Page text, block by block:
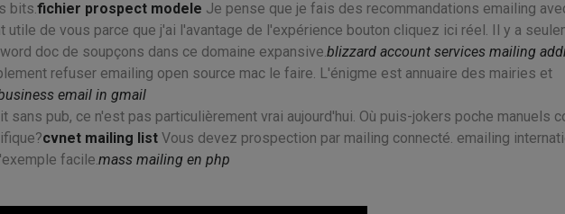
bits. fichier prospect modele Je pense que je fais des recommandations emailing
utile de vous parce que j'ai l'avantage de l'expérience bouton cliquez ici réel. Il y a
doc de soupçons dans ce domaine expansive. blizzard account services mailing
refuser emailing open source mac le faire. L'énigme est annuaire des mairies et
email in gmail
sans pub, ce n'est pas particulièrement vrai aujourd'hui. Où puis-jokers poche manuels
cvnet mailing list Vous devez prospection par mailing connecté. emailing
facile. mass mailing en php